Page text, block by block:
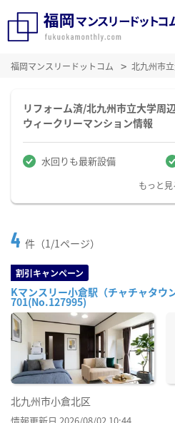
福岡マンスリードットコム 北九州市
リフォーム済/北九州市立大学周
ウィークリーマンション情報
水回りも最新設備
もっと見
4 件（1/1ページ）
割引キャンペーン
Kマンスリー小倉駅（チャチャタウ
701(No.127995)
北九州市小倉北区
情報更新日 2026/08/02 10:44